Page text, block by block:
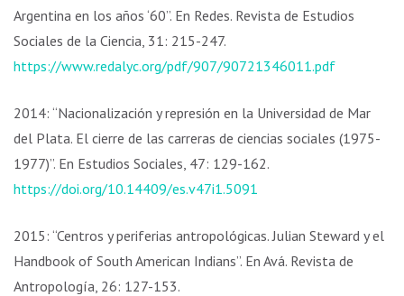
Argentina en los años ‘60”. En Redes. Revista de Estudios
Sociales de la Ciencia, 31: 215-247.
https://www.redalyc.org/pdf/907/90721346011.pdf
2014: “Nacionalización y represión en la Universidad de Mar
del Plata. El cierre de las carreras de ciencias sociales (1975-
1977)”. En Estudios Sociales, 47: 129-162.
https://doi.org/10.14409/es.v47i1.5091
2015: “Centros y periferias antropológicas. Julian Steward y el
Handbook of South American Indians”. En Avá. Revista de
Antropología, 26: 127-153.